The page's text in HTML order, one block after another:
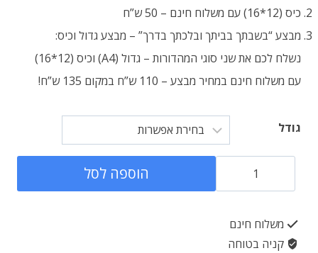
כיס (12*16) עם משלוח חינם – 50 ש”ח
מבצע “בשבתך בביתך ובלכתך בדרך” – מבצע גדול וכיס:
נשלח לכם את שני סוגי המהדורות – גדול (A4) וכיס (12*16)
עם משלוח חינם במחיר מבצע – 110 ש”ח במקום 135 ש”ח!
גודל
של
נזיר
הוספה לסל
משלוח חינם
קניה בטוחה